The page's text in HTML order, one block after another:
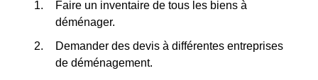
Faire un inventaire de tous les biens à
déménager.
Demander des devis à différentes entreprises
de déménagement.